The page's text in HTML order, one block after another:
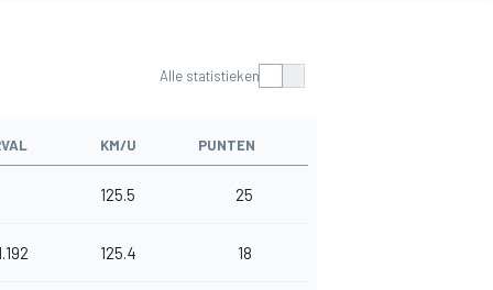
Alle statistieken
KM/U PUNTEN
125.5 25
125.4 18